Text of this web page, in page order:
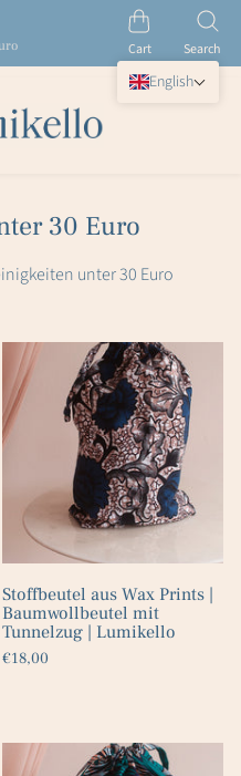
Cart Search
30 Euro
unter 30 Euro
Stoffbeutel aus Wax Prints |
Baumwollbeutel mit
Tunnelzug | Lumikello
€18,00
English